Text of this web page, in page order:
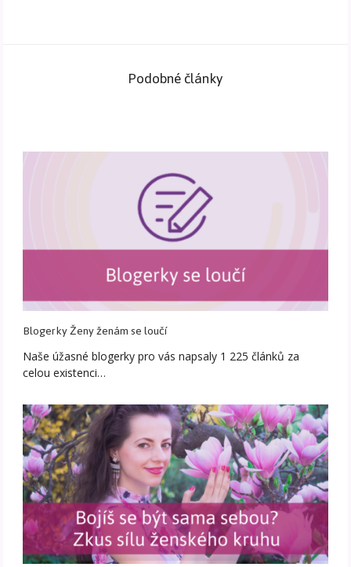
Podobné články
Blogerky Ženy ženám se loučí
Naše úžasné blogerky pro vás napsaly 1 225 článků za
celou existenci…